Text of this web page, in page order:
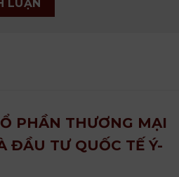
PHẦN THƯƠNG MẠI
ĐẦU TƯ QUỐC TẾ Ý-